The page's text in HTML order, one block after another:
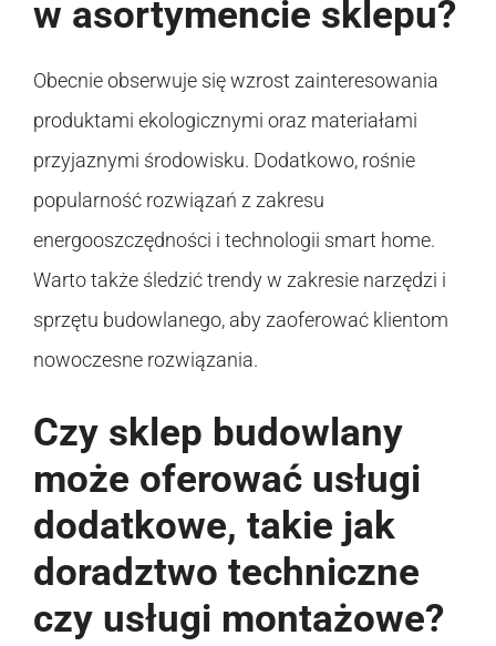
w asortymencie sklepu?
Obecnie obserwuje się wzrost zainteresowania
produktami ekologicznymi oraz materiałami
przyjaznymi środowisku. Dodatkowo, rośnie
popularność rozwiązań z zakresu
energooszczędności i technologii smart home.
Warto także śledzić trendy w zakresie narzędzi i
sprzętu budowlanego, aby zaoferować klientom
nowoczesne rozwiązania.
Czy sklep budowlany
może oferować usługi
dodatkowe, takie jak
doradztwo techniczne
czy usługi montażowe?